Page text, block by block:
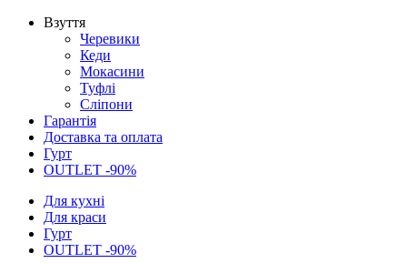
Взуття
Черевики
Кеди
Мокасини
Туфлі
Сліпони
Гарантія
Доставка та оплата
Гурт
OUTLET -90%
Для кухні
Для краси
Гурт
OUTLET -90%